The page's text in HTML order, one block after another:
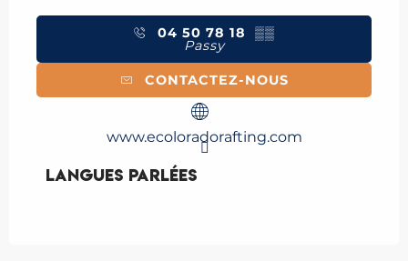
04 50 78 18 ▒▒
Passy
CONTACTEZ-NOUS
www.ecoloradorafting.com
Langues parlées
Langues parlées